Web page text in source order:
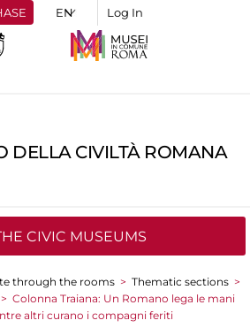
Log In
DELLA CIVILTÀ ROMANA
CIVIC MUSEUMS
through the rooms > Thematic sections >
> Colonna Traiana: Un Romano lega le mani
altri curano i compagni feriti